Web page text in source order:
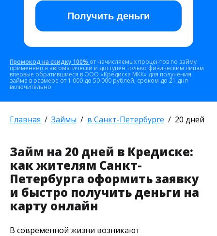
Получить деньги
Промокод на скидку 100% от начисляемых процентов по займу
применяется автоматически и доступен только физическим лицам
впервые обратившиеся в ООО «Кредиска МКК» для получения
займа в размере от 1 000 до 50 000 рублей, сроком до 21 дня
включительно.
Главная Займы в Санкт-Петербурге 20 дней
Займ на 20 дней в Кредиске:
как жителям Санкт-
Петербурга оформить заявку
и быстро получить деньги на
карту онлайн
В современной жизни возникают